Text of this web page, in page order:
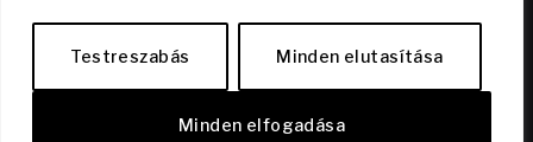
Testreszabás Minden elutasítása
Minden elfogadása
ami kimozdít!
2026.03.01.